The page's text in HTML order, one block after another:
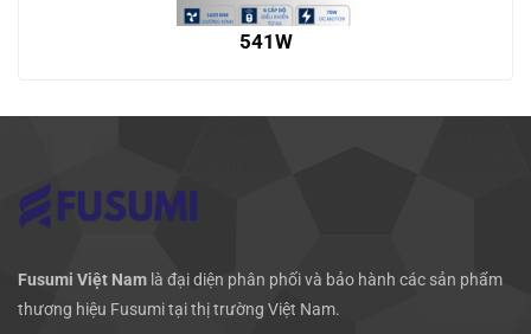
541W
Fusumi Việt Nam là đại diện phân phối và bảo hành các sản phẩm
thương hiệu Fusumi tại thị trường Việt Nam.